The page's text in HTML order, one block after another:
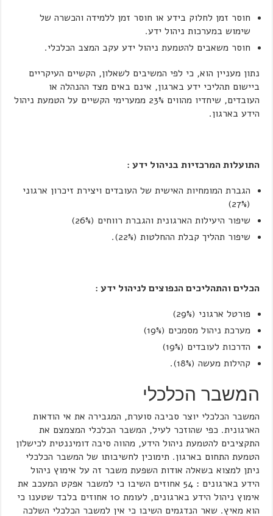
חוסר זמן לחלוק בידע או חוסר זמן ללמידה והכשרה של
שימוש במערכות ניהול ידע.
חוסר משאבים להטמעת ניהול ידע עקב המצב הכלכלי.
נתון מעניין הוא, כי לפי המשיבים לשאלון, הקשיים העיקריים
ביישום תהליכי ידע בארגון, אינם באים מצד ההנהלה או
העובדים, שיחדיו מהווים 23% ממערימי הקשיים על הטמעת ניהול
הידע בארגון.
התועלות המרכזיות בניהול ידע :
הגברת המומחיות האישית של העובדים ויצירת זיכרון ארגוני
(27%)
שיפור היעילות הארגונית והגברת רווחים (26%)
שיפור תהליך קבלת ההחלטות (22%).
הכלים והתהליכים הנפוצים לניהול ידע :
פורטל ארגוני (29%)
מערכת ניהול מסמכים (19%)
הדרכות לעובדים (19%)
קהילות מעשה (18%).
המשבר הכלכלי
המשבר הכלכלי יוצר סביבה סוערת, המגבירה את אי הודאות
הארגונית. כפי שהוזכר לעיל, המשבר הכלכלי המצמצם את
התקציבים להטמעת ניהול הידע, מהווה סיבה דומיננטית לכישלון
הטמעת התחום בארגון. תימוכין לחשיבותו של המשבר הכלכלי
ניתן למצוא בשאלה אודות השפעת משבר זה על אימוץ ניהול
הידע בארגונים : 54 אחוזים השיבו כי למשבר אפקט המעכב את
אימוץ ניהול הידע בארגונים, לעומת 10 אחוזים בלבד שטענו כי
הוא מאיץ. שאר הנדגמים השיבו כי אין למשבר הכלכלי השלכה